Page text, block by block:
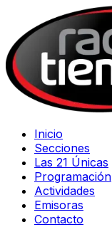
Inicio
Secciones
Las 21 Únicas
Programación
Actividades
Emisoras
Contacto